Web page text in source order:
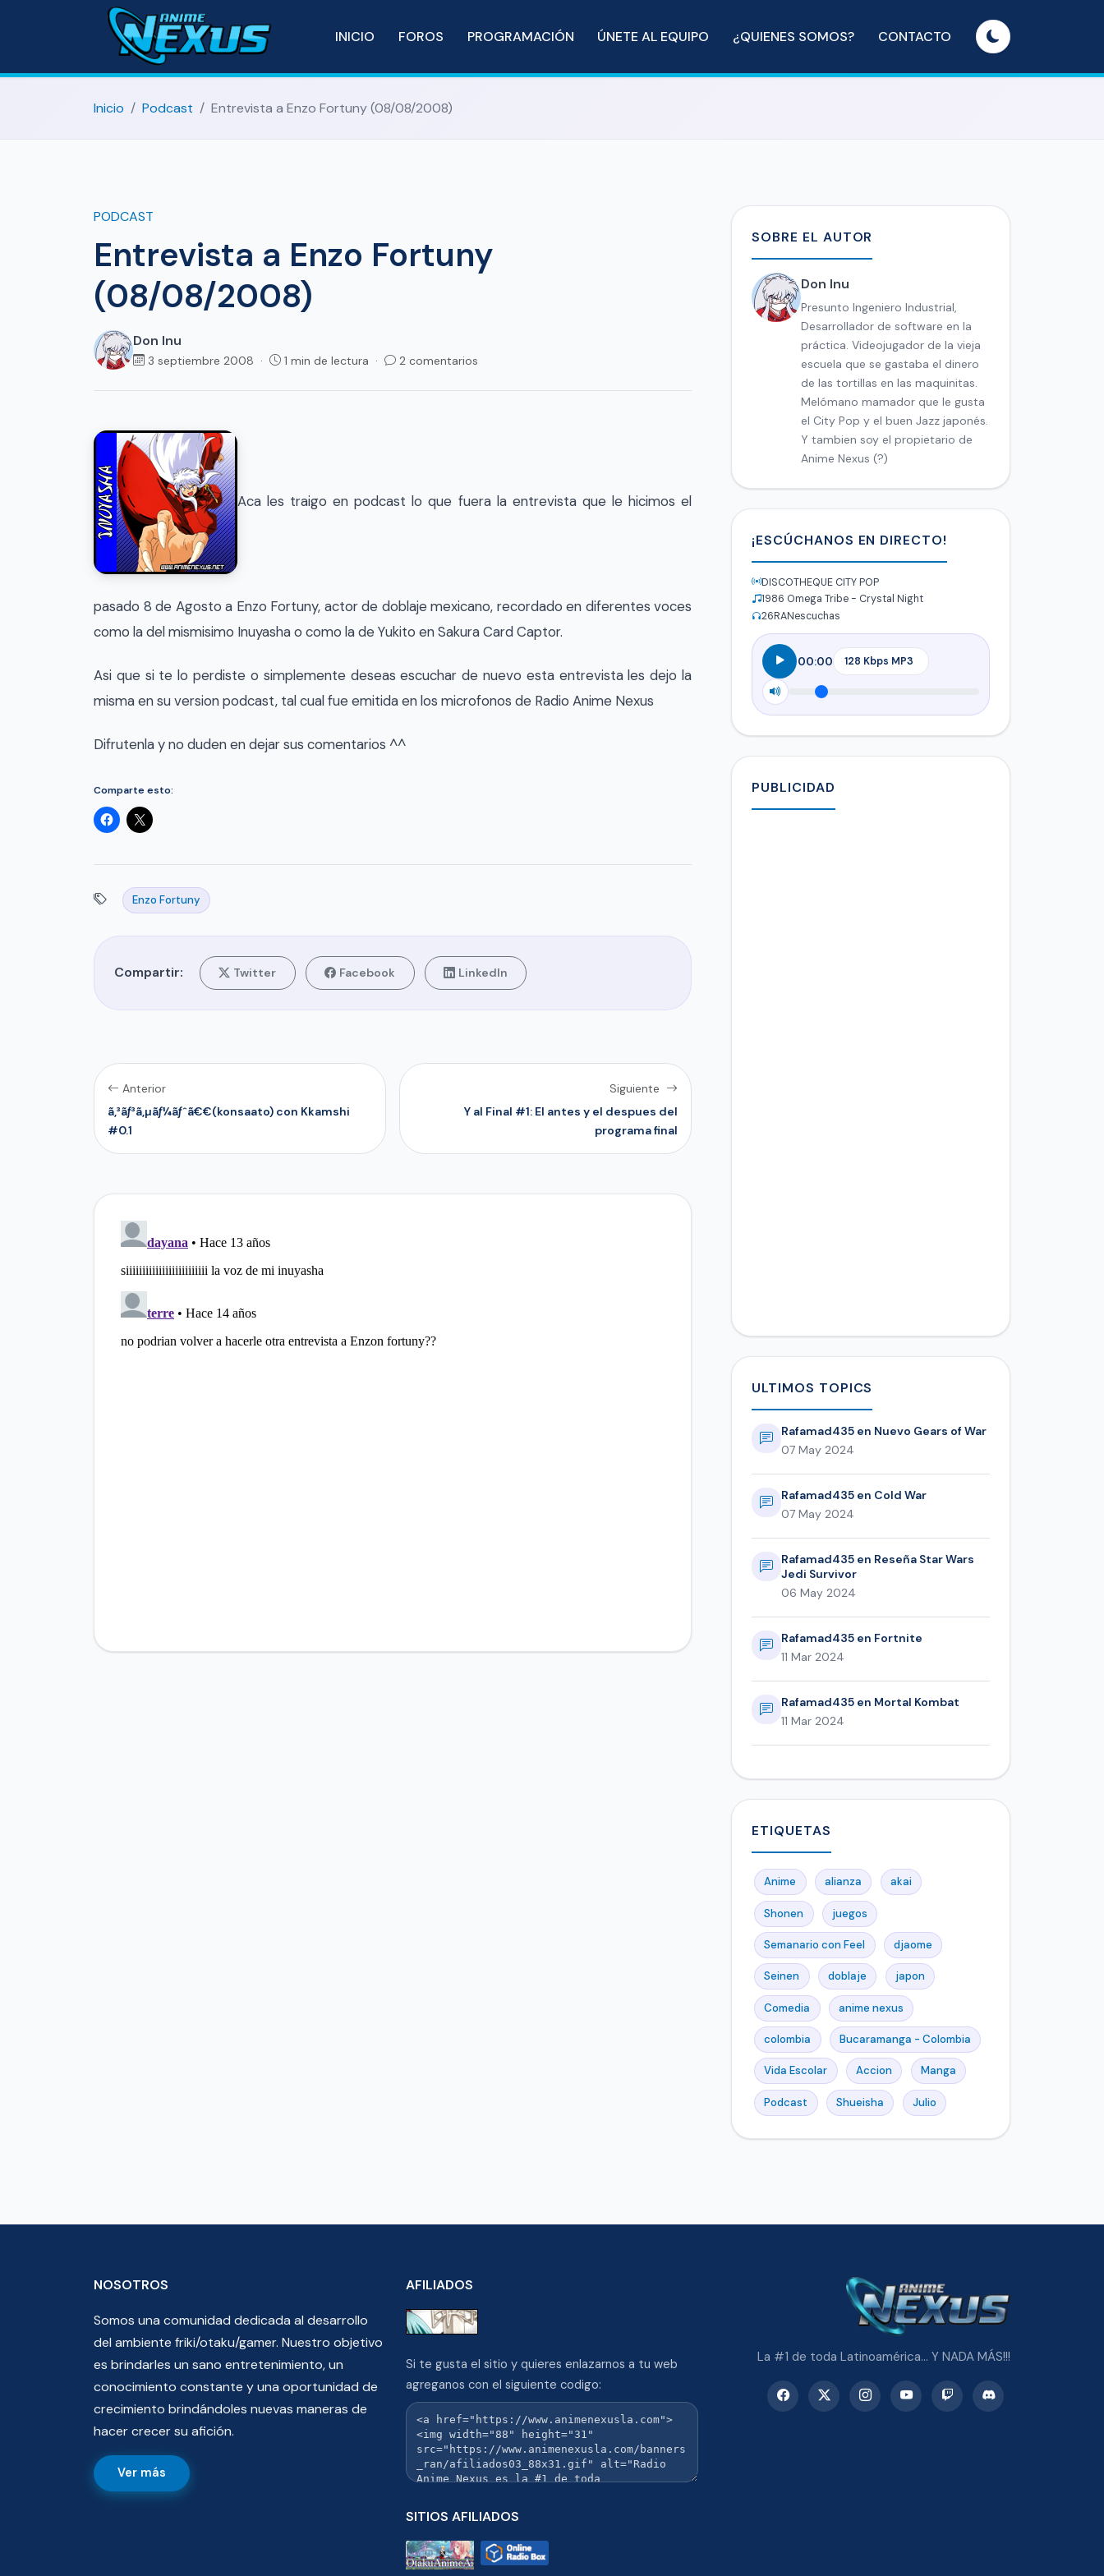
INICIO FOROS PROGRAMACIÓN ÚNETE AL EQUIPO ¿QUIENES SOMOS? CONTACTO
Inicio Podcast Entrevista a Enzo Fortuny (08/08/2008)
PODCAST
Entrevista a Enzo Fortuny
(08/08/2008)
Don Inu
3 septiembre 2008 · 1 min de lectura · 2 comentarios
Aca les traigo en podcast lo que fuera la entrevista que le hicimos el
pasado 8 de Agosto a Enzo Fortuny, actor de doblaje mexicano, recordado en diferentes voces
como la del mismisimo Inuyasha o como la de Yukito en Sakura Card Captor.
Asi que si te lo perdiste o simplemente deseas escuchar de nuevo esta entrevista les dejo la
misma en su version podcast, tal cual fue emitida en los microfonos de Radio Anime Nexus
Difrutenla y no duden en dejar sus comentarios ^^
Comparte esto:
Enzo Fortuny
Compartir: Twitter Facebook LinkedIn
Anterior
ã‚³ãƒ³ã‚µãƒ¼ãƒˆã€€(konsaato) con Kkamshi
#0.1
Siguiente
Y al Final #1: El antes y el despues del
programa final
SOBRE EL AUTOR
Don Inu
Presunto Ingeniero Industrial,
Desarrollador de software en la
práctica. Videojugador de la vieja
escuela que se gastaba el dinero
de las tortillas en las maquinitas.
Melómano mamador que le gusta
el City Pop y el buen Jazz japonés.
Y tambien soy el propietario de
Anime Nexus (?)
¡ESCÚCHANOS EN DIRECTO!
DISCOTHEQUE CITY POP
1986 Omega Tribe - Crystal Night
26RANescuchas
00:00
PUBLICIDAD
ULTIMOS TOPICS
Rafamad435 en Nuevo Gears of War
07 May 2024
Rafamad435 en Cold War
07 May 2024
Rafamad435 en Reseña Star Wars
Jedi Survivor
06 May 2024
Rafamad435 en Fortnite
11 Mar 2024
Rafamad435 en Mortal Kombat
11 Mar 2024
ETIQUETAS
Anime alianza akai
Shonen juegos
Semanario con Feel djaome
Seinen doblaje japon
Comedia anime nexus
colombia Bucaramanga - Colombia
Vida Escolar Accion Manga
Podcast Shueisha Julio
NOSOTROS
Somos una comunidad dedicada al desarrollo
del ambiente friki/otaku/gamer. Nuestro objetivo
es brindarles un sano entretenimiento, un
conocimiento constante y una oportunidad de
crecimiento brindándoles nuevas maneras de
hacer crecer su afición.
Ver más
AFILIADOS
Si te gusta el sitio y quieres enlazarnos a tu web
agreganos con el siguiente codigo:
SITIOS AFILIADOS
La #1 de toda Latinoamérica... Y NADA MÁS!!!